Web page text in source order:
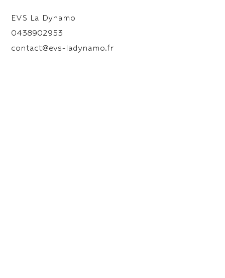
EVS La Dynamo
0438902953
contact@evs-ladynamo.fr